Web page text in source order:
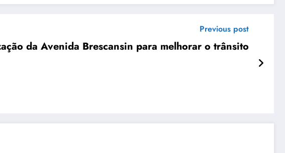
Previous post
da Avenida Brescansin para melhorar o trânsito